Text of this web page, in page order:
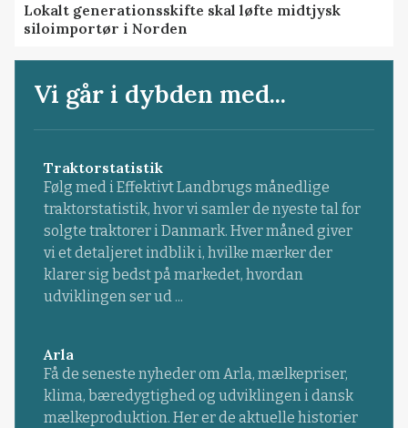
Lokalt generationsskifte skal løfte midtjysk
siloimportør i Norden
Vi går i dybden med...
Traktorstatistik
Følg med i Effektivt Landbrugs månedlige
traktorstatistik, hvor vi samler de nyeste tal for
solgte traktorer i Danmark. Hver måned giver
vi et detaljeret indblik i, hvilke mærker der
klarer sig bedst på markedet, hvordan
udviklingen ser ud ...
Arla
Få de seneste nyheder om Arla, mælkepriser,
klima, bæredygtighed og udviklingen i dansk
mælkeproduktion. Her er de aktuelle historier